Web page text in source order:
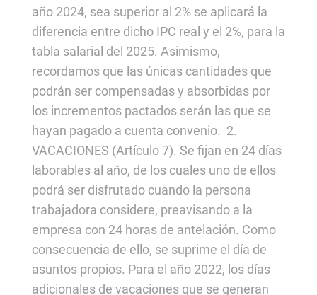
año 2024, sea superior al 2% se aplicará la
diferencia entre dicho IPC real y el 2%, para la
tabla salarial del 2025. Asimismo,
recordamos que las únicas cantidades que
podrán ser compensadas y absorbidas por
los incrementos pactados serán las que se
hayan pagado a cuenta convenio. 2.
VACACIONES (Artículo 7). Se fijan en 24 días
laborables al año, de los cuales uno de ellos
podrá ser disfrutado cuando la persona
trabajadora considere, preavisando a la
empresa con 24 horas de antelación. Como
consecuencia de ello, se suprime el día de
asuntos propios. Para el año 2022, los días
adicionales de vacaciones que se generan